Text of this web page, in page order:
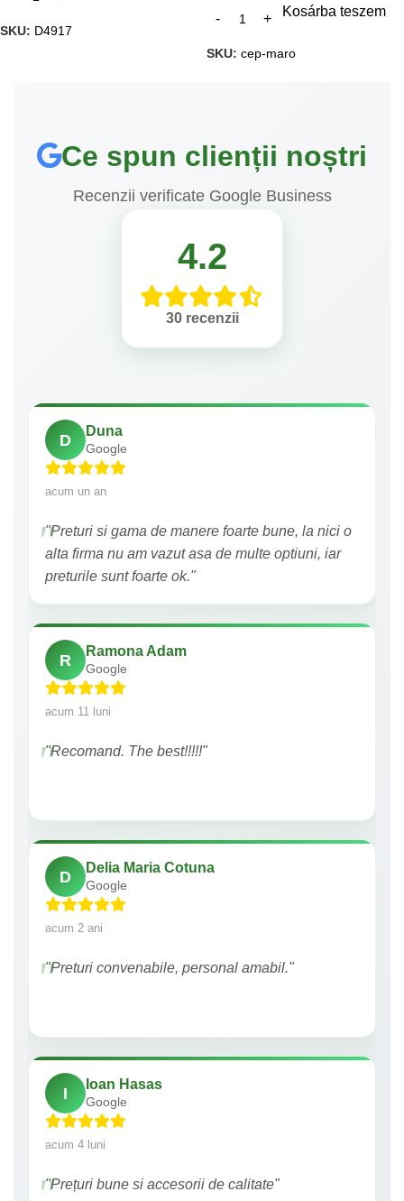
SKU: D4917
Kosárba teszem
SKU: cep-maro
Ce spun clienții noștri
Recenzii verificate Google Business
4.2
30 recenzii
D
Duna
Google
acum un an
"Preturi si gama de manere foarte bune, la nici o
alta firma nu am vazut asa de multe optiuni, iar
preturile sunt foarte ok."
R
Ramona Adam
Google
acum 11 luni
"Recomand. The best!!!!!"
D
Delia Maria Cotuna
Google
acum 2 ani
"Preturi convenabile, personal amabil."
I
Ioan Hasas
Google
acum 4 luni
"Prețuri bune si accesorii de calitate"